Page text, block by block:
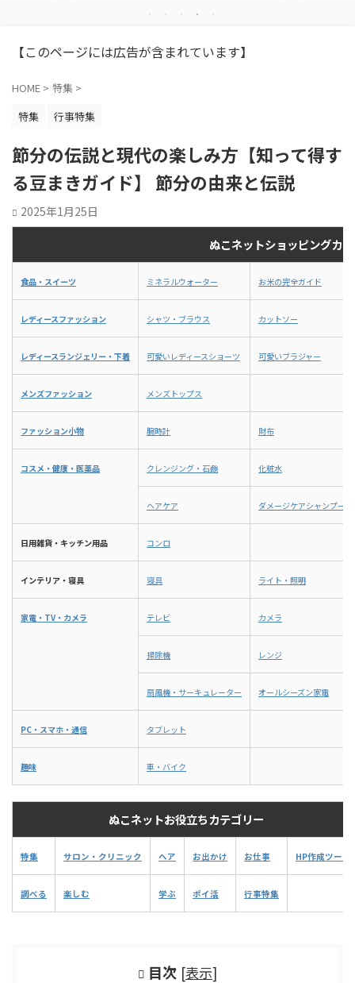
日」とし
歴史的背
ているため、美容にも効果的と言えるでし
ミンK、葉酸なども含まれています。これら
め、健康 ...
【このページには広告が含まれています】
HOME > 特集 >
特集
行事特集
節分の伝説と現代の楽しみ方【知って得す
る豆まきガイド】 節分の由来と伝説
2025年1月25日
ぬこネットショッピングカ
食品・スイーツ ミネラルウォーター お米の完全ガイド
レディースファッション シャツ・ブラウス カットソー
レディースランジェリー・下着 可愛いレディースショーツ 可愛いブラジャー
メンズファッション メンズトップス
ファッション小物 腕時計 財布
コスメ・健康・医薬品 クレンジング・石鹸 化粧水
ヘアケア ダメージケアシャンプー
日用雑貨・キッチン用品 コンロ
インテリア・寝具 寝具 ライト・照明
家電・TV・カメラ テレビ カメラ
掃除機 レンジ
扇風機・サーキュレーター オールシーズン家電
PC・スマホ・通信 タブレット
趣味 車・バイク
ぬこネットお役立ちカテゴリー
特集 サロン・クリニック ヘア お出かけ お仕事 HP作成ツール
調べる 楽しむ 学ぶ ポイ活 行事特集
目次 [表示]